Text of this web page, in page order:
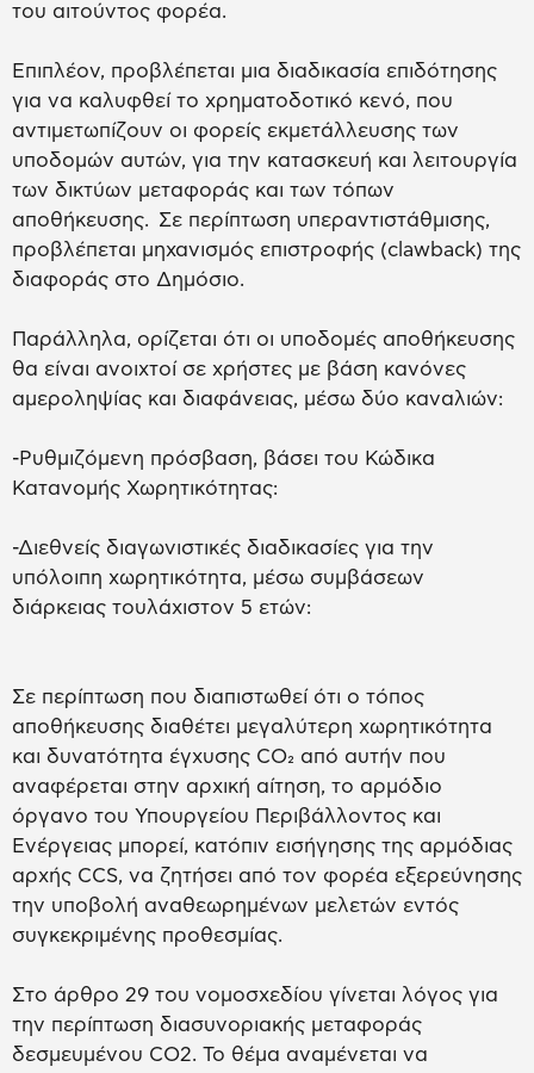
του αιτούντος φορέα.
Επιπλέον, προβλέπεται μια διαδικασία επιδότησης
για να καλυφθεί το χρηματοδοτικό κενό, που
αντιμετωπίζουν οι φορείς εκμετάλλευσης των
υποδομών αυτών, για την κατασκευή και λειτουργία
των δικτύων μεταφοράς και των τόπων
αποθήκευσης. Σε περίπτωση υπεραντιστάθμισης,
προβλέπεται μηχανισμός επιστροφής (clawback) της
διαφοράς στο Δημόσιο.
Παράλληλα, ορίζεται ότι οι υποδομές αποθήκευσης
θα είναι ανοιχτοί σε χρήστες με βάση κανόνες
αμεροληψίας και διαφάνειας, μέσω δύο καναλιών:
-Ρυθμιζόμενη πρόσβαση, βάσει του Κώδικα
Κατανομής Χωρητικότητας:
-Διεθνείς διαγωνιστικές διαδικασίες για την
υπόλοιπη χωρητικότητα, μέσω συμβάσεων
διάρκειας τουλάχιστον 5 ετών:
Σε περίπτωση που διαπιστωθεί ότι ο τόπος
αποθήκευσης διαθέτει μεγαλύτερη χωρητικότητα
και δυνατότητα έγχυσης CO₂ από αυτήν που
αναφέρεται στην αρχική αίτηση, το αρμόδιο
όργανο του Υπουργείου Περιβάλλοντος και
Ενέργειας μπορεί, κατόπιν εισήγησης της αρμόδιας
αρχής CCS, να ζητήσει από τον φορέα εξερεύνησης
την υποβολή αναθεωρημένων μελετών εντός
συγκεκριμένης προθεσμίας.
Στο άρθρο 29 του νομοσχεδίου γίνεται λόγος για
την περίπτωση διασυνοριακής μεταφοράς
δεσμευμένου CO2. Το θέμα αναμένεται να